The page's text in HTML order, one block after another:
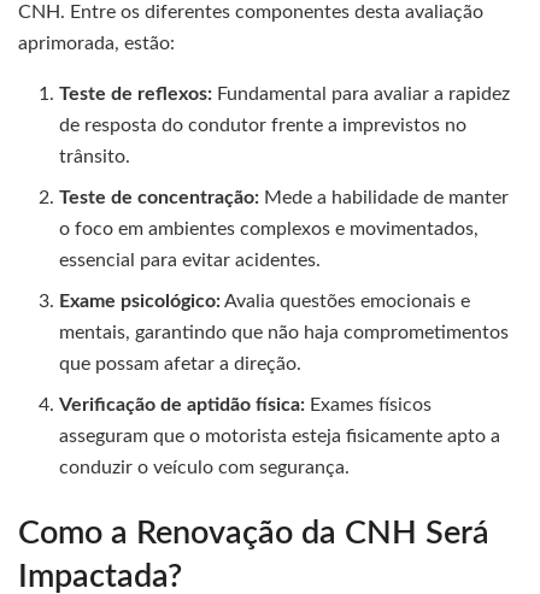
CNH. Entre os diferentes componentes desta avaliação
aprimorada, estão:
Teste de reflexos: Fundamental para avaliar a rapidez
de resposta do condutor frente a imprevistos no
trânsito.
Teste de concentração: Mede a habilidade de manter
o foco em ambientes complexos e movimentados,
essencial para evitar acidentes.
Exame psicológico:Avalia questões emocionais e
mentais, garantindo que não haja comprometimentos
que possam afetar a direção.
Verificação de aptidão física: Exames físicos
asseguram que o motorista esteja fisicamente apto a
conduzir o veículo com segurança.
Como a Renovação da CNH Será
Impactada?